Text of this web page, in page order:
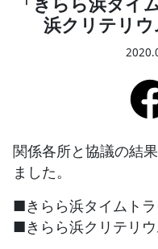
チ
エ
JBCF
浜クリテリ
関係各所と協議の結
ました。
■きらら浜タイムト
■きらら浜クリテリ